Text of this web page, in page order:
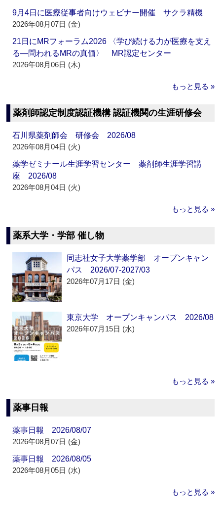
9月4日に医療従事者向けウェビナー開催 サクラ精機
2026年08月07日 (金)
21日にMRフォーラム2026 〈学び続ける力が医療を支え
る―問われるMRの真価〉 MR認定センター
2026年08月06日 (木)
もっと見る »
薬剤師認定制度認証機構 認証機関の生涯研修会
石川県薬剤師会 研修会 2026/08
2026年08月04日 (火)
薬学ゼミナール生涯学習センター 薬剤師生涯学習講
座 2026/08
2026年08月04日 (火)
もっと見る »
薬系大学・学部 催し物
同志社女子大学薬学部 オープンキャン
パス 2026/07-2027/03
2026年07月17日 (金)
東京大学 オープンキャンパス 2026/08
2026年07月15日 (水)
もっと見る »
薬事日報
薬事日報 2026/08/07
2026年08月07日 (金)
薬事日報 2026/08/05
2026年08月05日 (水)
もっと見る »